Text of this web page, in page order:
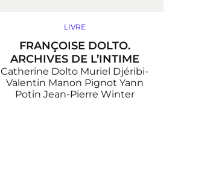
LIVRE
FRANÇOISE DOLTO.
ARCHIVES DE L’INTIME
Catherine Dolto Muriel Djéribi-
Valentin Manon Pignot Yann
Potin Jean-Pierre Winter